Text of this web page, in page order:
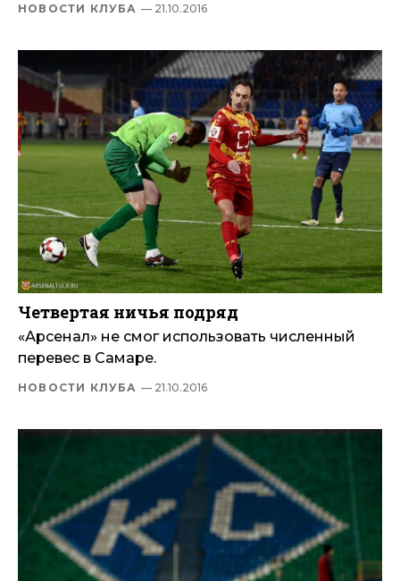
НОВОСТИ КЛУБА — 21.10.2016
Четвертая ничья подряд
«Арсенал» не смог использовать численный
перевес в Самаре.
НОВОСТИ КЛУБА — 21.10.2016